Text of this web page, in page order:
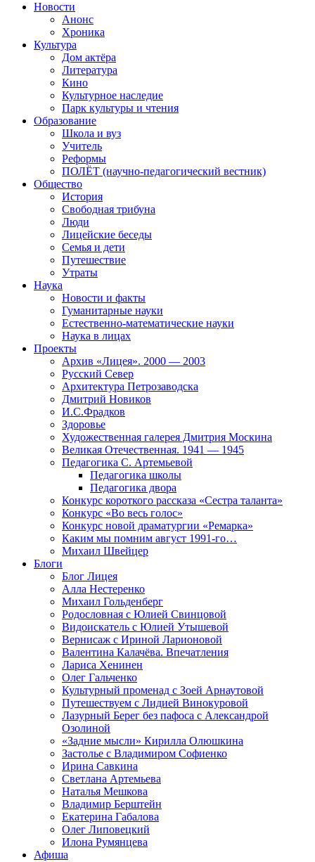
Новости
Анонс
Хроника
Культура
Дом актёра
Литература
Кино
Культурное наследие
Парк культуры и чтения
Образование
Школа и вуз
Учитель
Реформы
ПОЛЁТ (научно-педагогический вестник)
Общество
История
Свободная трибуна
Люди
Лицейские беседы
Семья и дети
Путешествие
Утраты
Наука
Новости и факты
Гуманитарные науки
Естественно-математические науки
Наука в лицах
Проекты
Архив «Лицея». 2000 — 2003
Русский Север
Архитектура Петрозаводска
Дмитрий Новиков
И.С.Фрадков
Здоровье
Художественная галерея Дмитрия Москина
Великая Отечественная. 1941 — 1945
Педагогика С. Артемьевой
Педагогика школы
Педагогика двора
Конкурс короткого рассказа «Сестра таланта»
Конкурс «Во весь голос»
Конкурс новой драматургии «Ремарка»
Каким мы помним август 1991-го…
Михаил Швейцер
Блоги
Блог Лицея
Алла Нестеренко
Михаил Гольденберг
Родословная с Юлией Свинцовой
Видоискатель с Юлией Утышевой
Вернисаж с Ириной Ларионовой
Валентина Калачёва. Впечатления
Лариса Хенинен
Олег Гальченко
Культурный променад с Зоей Арнаутовой
Путешествуем с Лидией Винокуровой
Лазурный Берег без пафоса с Александрой
Озолиной
«Задние мысли» Кирилла Олюшкина
Застолье с Владимиром Софиенко
Ирина Савкина
Светлана Артемьева
Наталья Мешкова
Владимир Берштейн
Екатерина Габалова
Олег Липовецкий
Илона Румянцева
Афиша